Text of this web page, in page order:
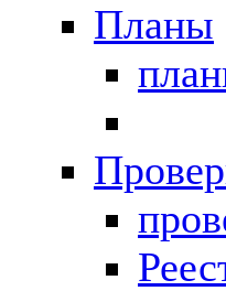
Планы